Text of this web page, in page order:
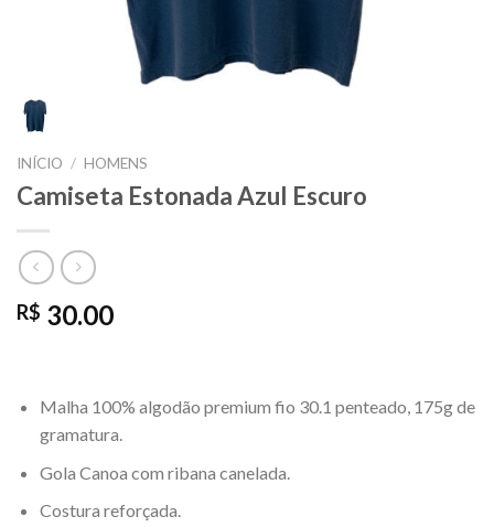
INÍCIO / HOMENS
Camiseta Estonada Azul Escuro
R$ 30.00
Malha 100% algodão premium fio 30.1 penteado, 175g de
gramatura.
Gola Canoa com ribana canelada.
Costura reforçada.